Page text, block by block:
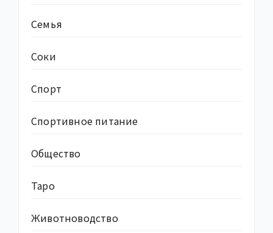
Семья
Соки
Спорт
Спортивное питание
Общество
Таро
Животноводство